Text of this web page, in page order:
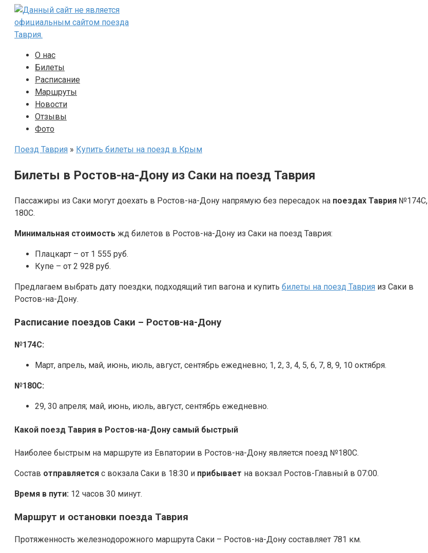
Перейти
контенту
О нас
Билеты
Расписание
Маршруты
Новости
Отзывы
Фото
Поезд Таврия » Купить билеты на поезд в Крым
Билеты в Ростов-на-Дону из Саки на поезд Таврия
Пассажиры из Саки могут доехать в Ростов-на-Дону напрямую без пересадок на поездах Таврия №174С,
180С.
Минимальная стоимость жд билетов в Ростов-на-Дону из Саки на поезд Таврия:
Плацкарт – от 1 555 руб.
Купе – от 2 928 руб.
Предлагаем выбрать дату поездки, подходящий тип вагона и купить билеты на поезд Таврия из Саки в
Ростов-на-Дону.
Расписание поездов Саки – Ростов-на-Дону
№174С:
Март, апрель, май, июнь, июль, август, сентябрь ежедневно; 1, 2, 3, 4, 5, 6, 7, 8, 9, 10 октября.
№180С:
29, 30 апреля; май, июнь, июль, август, сентябрь ежедневно.
Какой поезд Таврия в Ростов-на-Дону самый быстрый
Наиболее быстрым на маршруте из Евпатории в Ростов-на-Дону является поезд №180С.
Состав отправляется с вокзала Саки в 18:30 и прибывает на вокзал Ростов-Главный в 07:00.
Время в пути: 12 часов 30 минут.
Маршрут и остановки поезда Таврия
Протяженность железнодорожного маршрута Саки – Ростов-на-Дону составляет 781 км.